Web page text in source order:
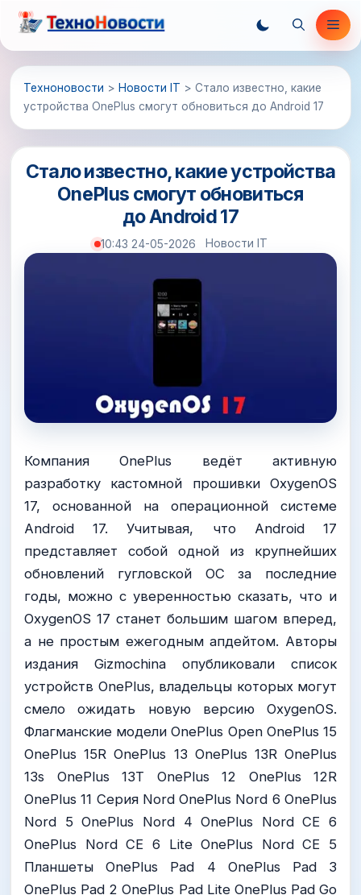
Перейти
содержимому
Техноновости > Новости IT > Стало известно, какие
устройства OnePlus смогут обновиться до Android 17
Стало известно, какие устройства
OnePlus смогут обновиться
до Android 17
10:43 24-05-2026 Новости IT
Компания OnePlus ведёт активную
разработку кастомной прошивки OxygenOS
17, основанной на операционной системе
Android 17. Учитывая, что Android 17
представляет собой одной из крупнейших
обновлений гугловской ОС за последние
годы, можно с уверенностью сказать, что и
OxygenOS 17 станет большим шагом вперед,
а не простым ежегодным апдейтом. Авторы
издания Gizmochina опубликовали список
устройств OnePlus, владельцы которых могут
смело ожидать новую версию OxygenOS.
Флагманские модели OnePlus Open OnePlus 15
OnePlus 15R OnePlus 13 OnePlus 13R OnePlus
13s OnePlus 13T OnePlus 12 OnePlus 12R
OnePlus 11 Серия Nord OnePlus Nord 6 OnePlus
Nord 5 OnePlus Nord 4 OnePlus Nord CE 6
OnePlus Nord CE 6 Lite OnePlus Nord CE 5
Планшеты OnePlus Pad 4 OnePlus Pad 3
OnePlus Pad 2 OnePlus Pad Lite OnePlus Pad Go